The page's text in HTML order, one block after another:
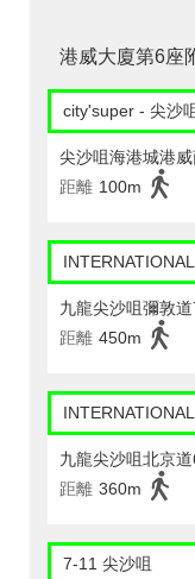
港威大廈第6座
city'super - 尖沙
尖沙咀海港城港
距離 100m
九龍尖沙咀彌敦
距離 450m
九龍尖沙咀北京
距離 360m
7-11 尖沙咀